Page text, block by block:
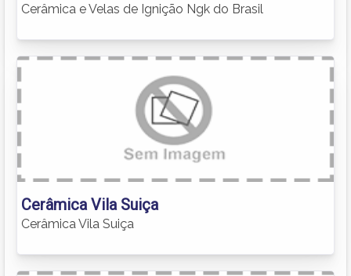
Cerâmica e Velas de Ignição Ngk do Brasil
Cerâmica Vila Suiça
Cerâmica Vila Suiça